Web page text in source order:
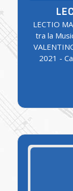
LECTIO
tra la
2021 -